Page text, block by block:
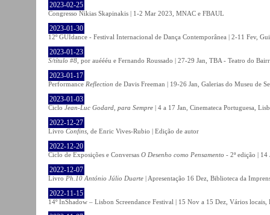
2023-02-25
Congresso Nikias Skapinakis | 1-2 Mar 2023, MNAC e FBAUL
2023-01-30
12º GUIdance - Festival Internacional de Dança Contemporânea | 2-11 Fev,
2023-01-23
S/título #8 , por auéééu e Fernando Roussado | 27-29 Jan, TBA - Teatro do
2023-01-17
Performance Reflection de Davis Freeman | 19-26 Jan, Galerias do Museu de
2023-01-03
Ciclo Jean-Luc Godard, para Sempre | 4 a 17 Jan, Cinemateca Portuguesa,
2022-12-27
Livro Confins , de Enric Vives-Rubio | Edição de autor
2022-12-20
Ciclo de Exposições e Conversas O Desenho como Pensamento - 2ª edição |
2022-12-07
Livro Ph.10 António Júlio Duarte | Apresentação 16 Dez, Biblioteca da
2022-11-15
14º InShadow – Lisbon Screendance Festival | 15 Nov a 15 Dez, Vários locais,